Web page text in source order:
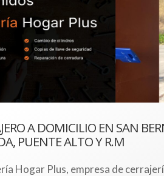
A DOMICILIO EN SAN
PUENTE ALTO Y R.M
Hogar Plus, empresa de